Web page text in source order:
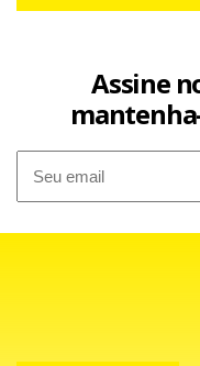
cidade de Khan
Assine